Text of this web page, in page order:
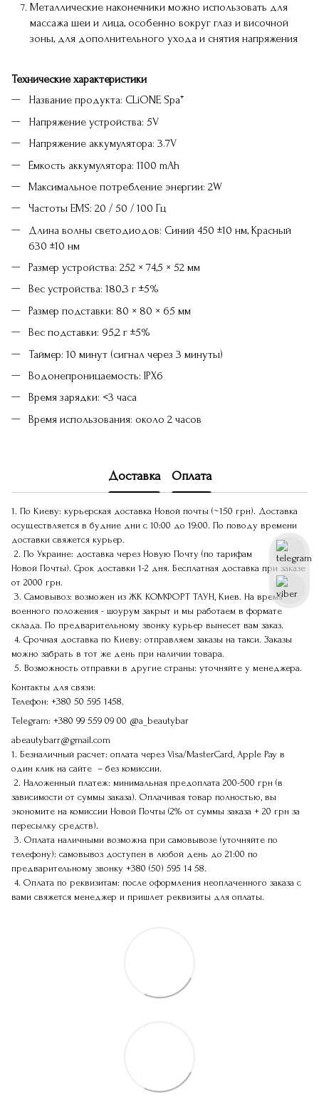
Металлические наконечники можно использовать для
массажа шеи и лица, особенно вокруг глаз и височной
зоны, для дополнительного ухода и снятия напряжения
Технические характеристики
Название продукта: CLiONE Spa⁺
Напряжение устройства: 5V
Напряжение аккумулятора: 3.7V
Ёмкость аккумулятора: 1100 mAh
Максимальное потребление энергии: 2W
Частоты EMS: 20 / 50 / 100 Гц
Длина волны светодиодов: Синий 450 ±10 нм, Красный
630 ±10 нм
Размер устройства: 252 × 74,5 × 52 мм
Вес устройства: 180,3 г ±5%
Размер подставки: 80 × 80 × 65 мм
Вес подставки: 95,2 г ±5%
Таймер: 10 минут (сигнал через 3 минуты)
Водонепроницаемость: IPX6
Время зарядки: <3 часа
Время использования: около 2 часов
Доставка Оплата
1. По Киеву: курьерская доставка Новой почты (~150 грн). Доставка
осуществляется в будние дни с 10:00 до 19:00. По поводу времени
доставки свяжется курьер.
2. По Украине: доставка через Новую Почту (по тарифам
Новой Почты). Срок доставки 1-2 дня. Бесплатная доставка при заказе
от 2000 грн.
3. Самовывоз: возможен из ЖК КОМФОРТ ТАУН, Киев. На время
военного положения - шоурум закрыт и мы работаем в формате
склада. По предварительному звонку курьер вынесет вам заказ.
4. Срочная доставка по Киеву: отправляем заказы на такси. Заказы
можно забрать в тот же день при наличии товара.
5. Возможность отправки в другие страны: уточняйте у менеджера.
Контакты для связи:
Телефон: +380 50 595 1458.
Telegram: +380 99 559 09 00 @a_beautybar
abeautybarr@gmail.com
1. Безналичный расчет: оплата через Visa/MasterCard, Apple Pay в
один клик на сайте – без комиссии.
2. Наложенный платеж: минимальная предоплата 200-500 грн (в
зависимости от суммы заказа). Оплачивая товар полностью, вы
экономите на комиссии Новой Почты (2% от суммы заказа + 20 грн за
пересылку средств).
3. Оплата наличными возможна при самовывозе (уточняйте по
телефону): самовывоз доступен в любой день до 21:00 по
предварительному звонку +380 (50) 595 14 58.
4. Оплата по реквизитам: после оформления неоплаченного заказа с
вами свяжется менеджер и пришлет реквизиты для оплаты.